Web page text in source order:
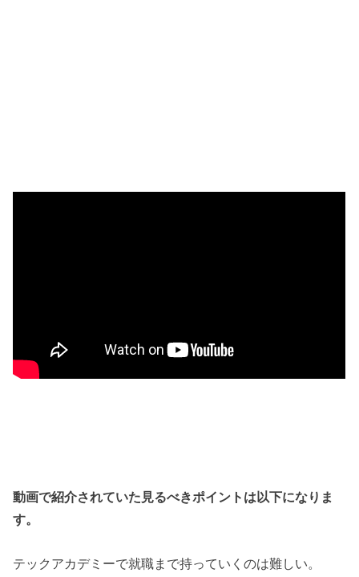
動画で紹介されていた見るべきポイントは以下になりま
す。
テックアカデミーで就職まで持っていくのは難しい。